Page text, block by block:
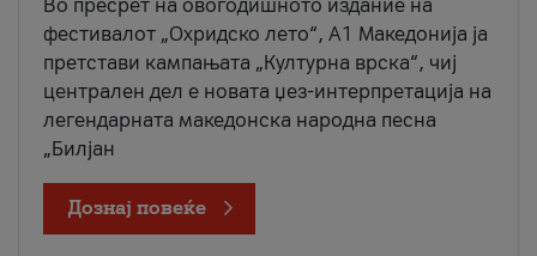
Во пресрет на овогодишното издание на
фестивалот „Охридско лето“, А1 Македонија ја
претстави кампањата „Културна врска“, чиј
централен дел е новата џез-интерпретација на
легендарната македонска народна песна
„Билјан
Дознај повеќе